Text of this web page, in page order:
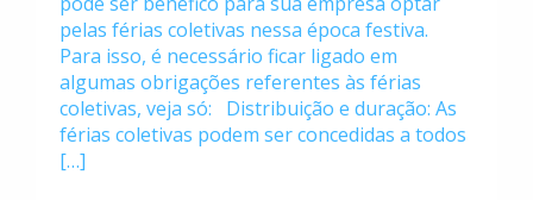
pelas férias coletivas nessa época festiva.
Para isso, é necessário ficar ligado em
algumas obrigações referentes às férias
coletivas, veja só: Distribuição e duração: As
férias coletivas podem ser concedidas a todos
[…]